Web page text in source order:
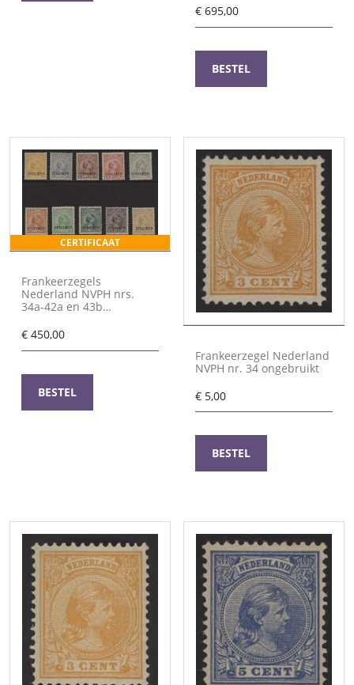
attest Vleeming
€ 695,00
BESTEL
CERTIFICAAT
Frankeerzegels
Nederland NVPH nrs.
34a-42a en 43b
certificaat Vleeming
€ 450,00
BESTEL
Frankeerzegel Nederland
NVPH nr. 34 ongebruikt
€ 5,00
BESTEL